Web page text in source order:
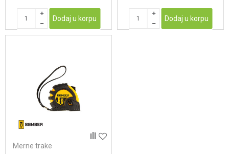
Dodaj u korpu Dodaj u korpu
Merne trake